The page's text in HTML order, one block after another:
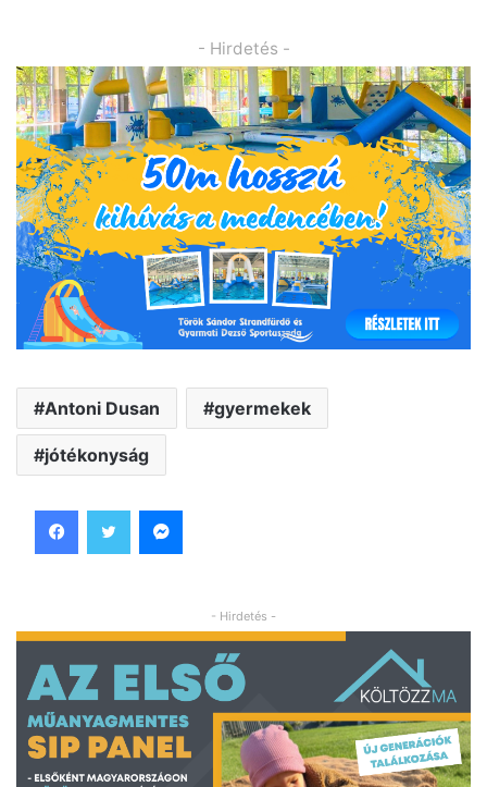
- Hirdetés -
Antoni Dusan gyermekek
jótékonyság
- Hirdetés -